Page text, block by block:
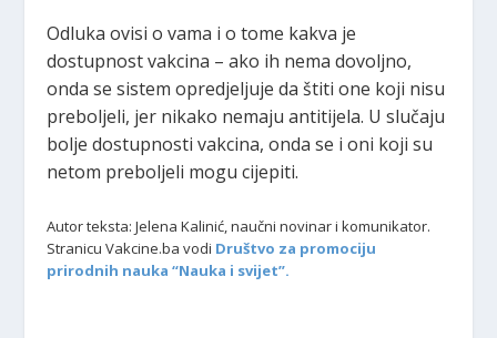
Odluka ovisi o vama i o tome kakva je
dostupnost vakcina – ako ih nema dovoljno,
onda se sistem opredjeljuje da štiti one koji nisu
preboljeli, jer nikako nemaju antitijela. U slučaju
bolje dostupnosti vakcina, onda se i oni koji su
netom preboljeli mogu cijepiti.
Autor teksta: Jelena Kalinić, naučni novinar i komunikator.
Stranicu Vakcine.ba vodi Društvo za promociju
prirodnih nauka “Nauka i svijet”.